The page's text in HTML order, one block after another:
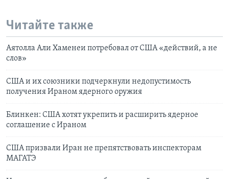
Читайте также
Аятолла Али Хаменеи потребовал от США «действий, а не
слов»
CША и их союзники подчеркнули недопустимость
получения Ираном ядерного оружия
Блинкен: США хотят укрепить и расширить ядерное
соглашение с Ираном
США призвали Иран не препятствовать инспекторам
МАГАТЭ